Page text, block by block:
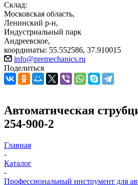
Склад:
Московская область,
Ленинский р-н,
Индустриальный парк
Андреевское,
координаты: 55.552586, 37.910015
info@premechanics.ru
Поделиться
Автоматическая
254-900-2
Главная
-
Каталог
-
Профессиональный инструмент для